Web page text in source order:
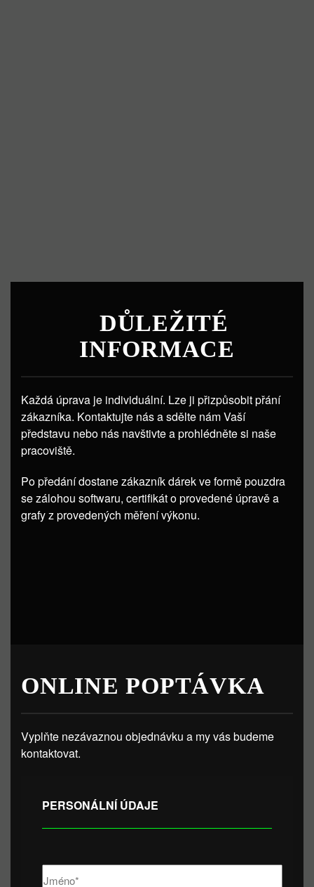
DŮLEŽITÉ
INFORMACE
Každá úprava je individuální. Lze ji přizpůsobit přání
zákazníka. Kontaktujte nás a sdělte nám Vaší
představu nebo nás navštivte a prohlédněte si naše
pracoviště.
Po předání dostane zákazník dárek ve formě pouzdra
se zálohou softwaru, certifikát o provedené úpravě a
grafy z provedených měření výkonu.
ONLINE POPTÁVKA
Vyplňte nezávaznou objednávku a my vás budeme
kontaktovat.
PERSONÁLNÍ ÚDAJE